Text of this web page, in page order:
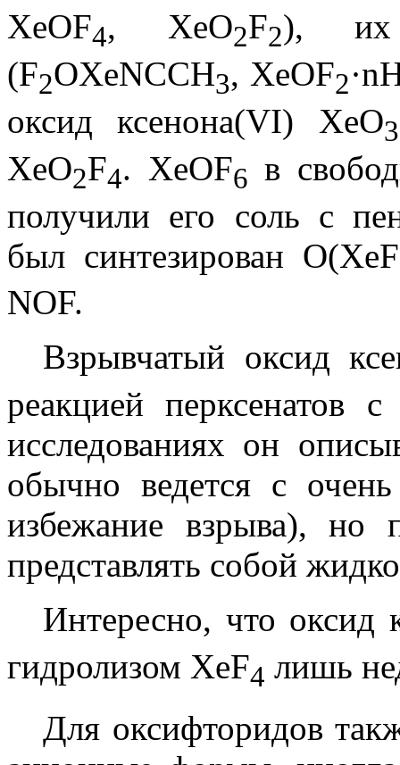
XeOF4, XeO2F2), их
(F2OXeNCCH3, XeOF2
оксид ксенона(VI) XeO3
XeO2F4. XeOF6 в
получили его соль с
был синтезирован
NOF.
Взрывчатый оксид
реакцией перксенатов
исследованиях он
обычно ведется с
избежание взрыва),
представлять собой
Интересно, что оксид
гидролизом XeF4 лишь
Для оксифторидов